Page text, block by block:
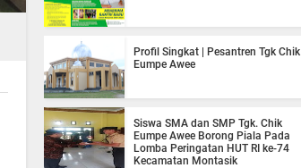
Profil Singkat | Pesantren Tgk Chik
Eumpe Awee
Siswa SMA dan SMP Tgk. Chik
Eumpe Awee Borong Piala Pada
Lomba Peringatan HUT RI ke-74
Kecamatan Montasik